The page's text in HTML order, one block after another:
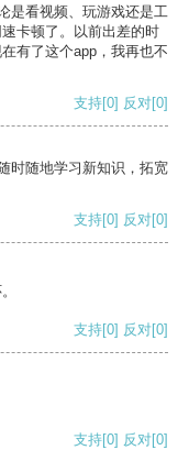
是看视频、玩游戏还是工
卡顿了。以前出差的时
有了这个app，我再也不
支持[0] 反对[0]
时随地学习新知识，拓宽
支持[0] 反对[0]
支持[0] 反对[0]
支持[0] 反对[0]